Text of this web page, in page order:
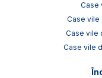
Case
Case vile
Case vile
Case vile